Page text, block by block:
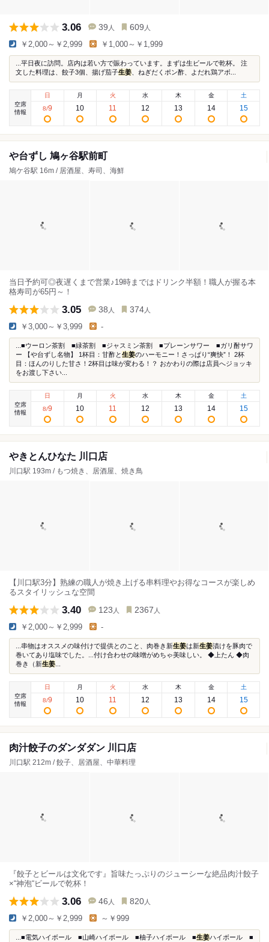
3.06 39 人 609 人
￥2,000～￥2,999 ￥1,000～￥1,999
...平日夜に訪問。店内は若い方で賑わっています。まずは生ビールで乾杯。 注
文した料理は、餃子3個、揚げ茄子生姜 、ねぎだくポン酢、よだれ鶏アボ...
空席
情報
日
8/9
月
10
火
11
水
12
木
13
金
14
土
15
や台ずし 鳩ヶ谷駅前町
鳩ケ谷駅 16m / 居酒屋、寿司、海鮮
当日予約可◎夜遅くまで営業♪19時まではドリンク半額！職人が握る本
格寿司が65円～！
3.05 38 人 374 人
￥3,000～￥3,999 -
...■ウーロン茶割 ■緑茶割 ■ジャスミン茶割 ■プレーンサワー ■ガリ酎サワ
ー 【や台ずし名物】 1杯目：甘酢と生姜のハーモニー！さっぱり“爽快”！ 2杯
目：ほんのりした甘さ！2杯目は味が変わる！？ おかわりの際は店員へジョッキ
をお渡し下さい...
空席
情報
日
8/9
月
10
火
11
水
12
木
13
金
14
土
15
やきとんひなた 川口店
川口駅 193m / もつ焼き、居酒屋、焼き鳥
【川口駅3分】熟練の職人が焼き上げる串料理やお得なコースが楽しめ
るスタイリッシュな空間
3.40 123 人 2367 人
￥2,000～￥2,999 -
...串物はオススメの味付けで提供とのこと、肉巻き新生姜は新生姜漬けを豚肉で
巻いてあり塩味でした。...付け合わせの味噌がめちゃ美味しい。 ◆上たん ◆肉
巻き（新生姜
空席
情報
日
8/9
月
10
火
11
水
12
木
13
金
14
土
15
肉汁餃子のダンダダン 川口店
川口駅 212m / 餃子、居酒屋、中華料理
『餃子とビールは文化です』旨味たっぷりのジューシーな絶品肉汁餃子
×“神泡“ビールで乾杯！
3.06 46 人 820 人
￥2,000～￥2,999 ～￥999
...■電気ハイボール ■山崎ハイボール ■柚子ハイボール ■生姜ハイボール ■